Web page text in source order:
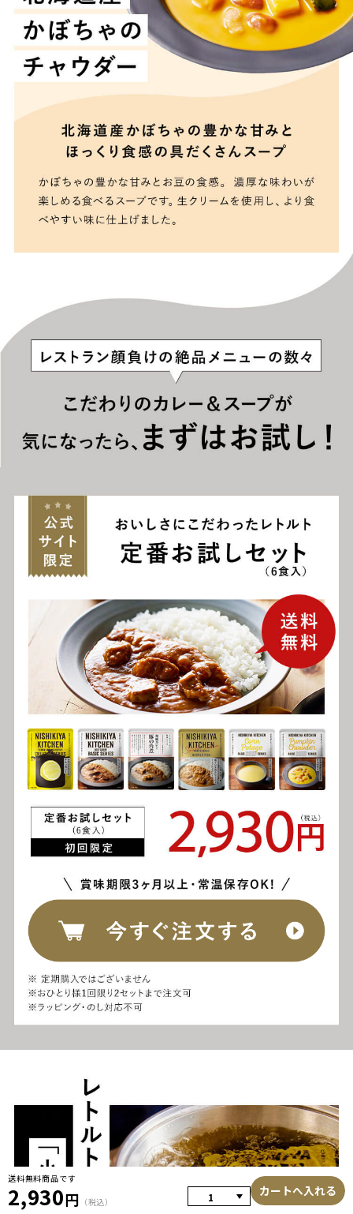
送料無料商品です
2,930円 （税込）
カートへ入れる